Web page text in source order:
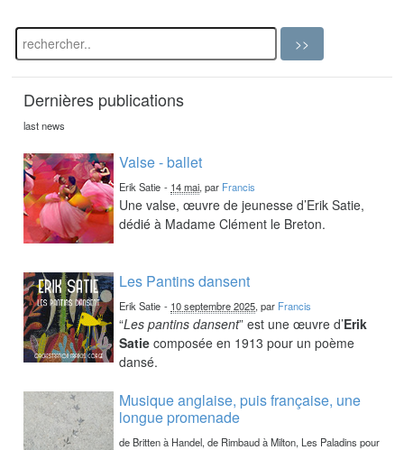
Dernières publications
last news
Valse - ballet
Erik Satie - 14 mai, par Francis
Une valse, œuvre de jeunesse d’Erik Satie,
dédié à Madame Clément le Breton.
Les Pantins dansent
Erik Satie - 10 septembre 2025, par Francis
“Les pantins dansent” est une œuvre d’Erik
Satie composée en 1913 pour un poème
dansé.
Musique anglaise, puis française, une
longue promenade
de Britten à Handel, de Rimbaud à Milton, Les Paladins pour